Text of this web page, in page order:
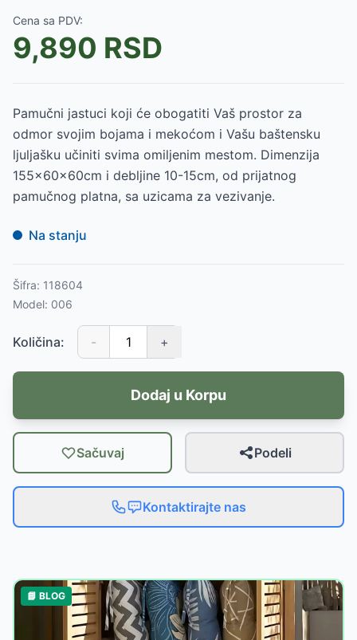
Cena sa PDV:
9,890 RSD
Pamučni jastuci koji će obogatiti Vaš prostor za
odmor svojim bojama i mekoćom i Vašu baštensku
ljuljašku učiniti svima omiljenim mestom. Dimenzija
155x60x60cm i debljine 10-15cm, od prijatnog
pamučnog platna, sa uzicama za vezivanje.
Na stanju
Šifra: 118604
Model: 006
Količina: - +
Dodaj u Korpu
Sačuvaj Podeli
Kontaktirajte nas
📘 BLOG